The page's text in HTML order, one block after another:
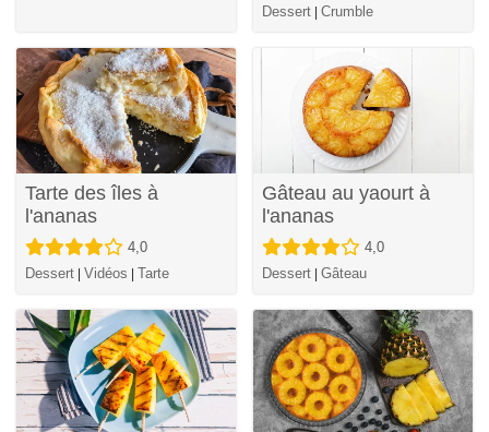
Dessert | Crumble
Tarte des îles à
l'ananas
4,0
Dessert | Vidéos | Tarte
Gâteau au yaourt à
l'ananas
4,0
Dessert | Gâteau